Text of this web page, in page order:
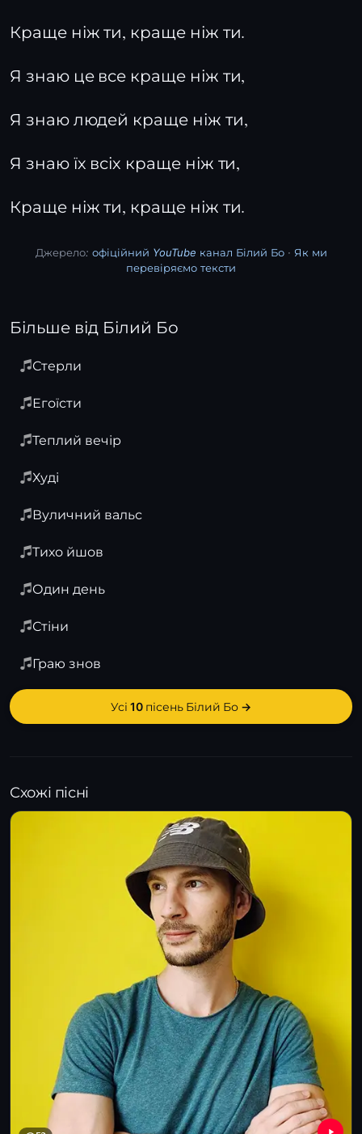
Краще ніж ти, краще ніж ти.
Я знаю це все краще ніж ти,
Я знаю людей краще ніж ти,
Я знаю їх всіх краще ніж ти,
Краще ніж ти, краще ніж ти.
Джерело: офіційний YouTube канал Білий Бо· Як ми
перевіряємо тексти
Більше від Білий Бо
Стерли
Егоїсти
Теплий вечір
Худі
Вуличний вальс
Тихо йшов
Один день
Стіни
Граю знов
Усі 10 пісень Білий Бо →
Схожі пісні